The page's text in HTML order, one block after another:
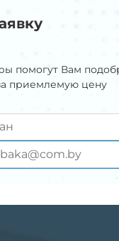
помогут Вам
приемлемую цену